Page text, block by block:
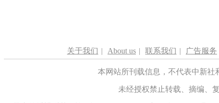
关于我们 | About us | 联系我们 | 广告服务
本网站所刊载信息，不代表中新
未经授权禁止转载、摘编、